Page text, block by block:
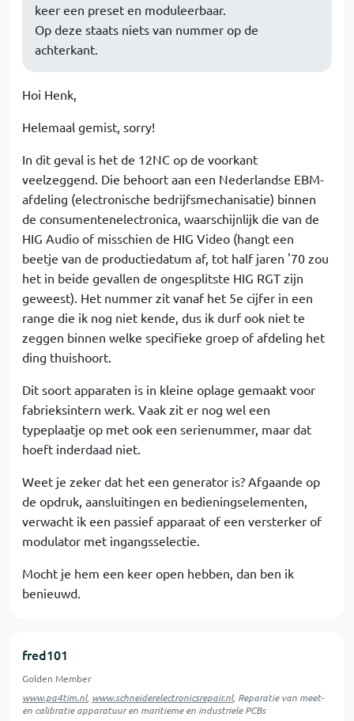
keer een preset en moduleerbaar.
Op deze staats niets van nummer op de
achterkant.
Hoi Henk,
Helemaal gemist, sorry!
In dit geval is het de 12NC op de voorkant
veelzeggend. Die behoort aan een Nederlandse EBM-
afdeling (electronische bedrijfsmechanisatie) binnen
de consumentenelectronica, waarschijnlijk die van de
HIG Audio of misschien de HIG Video (hangt een
beetje van de productiedatum af, tot half jaren '70 zou
het in beide gevallen de ongesplitste HIG RGT zijn
geweest). Het nummer zit vanaf het 5e cijfer in een
range die ik nog niet kende, dus ik durf ook niet te
zeggen binnen welke specifieke groep of afdeling het
ding thuishoort.
Dit soort apparaten is in kleine oplage gemaakt voor
fabrieksintern werk. Vaak zit er nog wel een
typeplaatje op met ook een serienummer, maar dat
hoeft inderdaad niet.
Weet je zeker dat het een generator is? Afgaande op
de opdruk, aansluitingen en bedieningselementen,
verwacht ik een passief apparaat of een versterker of
modulator met ingangsselectie.
Mocht je hem een keer open hebben, dan ben ik
benieuwd.
fred101
Golden Member
www.pa4tim.nl, www.schneiderelectronicsrepair.nl, Reparatie van meet-
en calibratie apparatuur en maritieme en industriele PCBs